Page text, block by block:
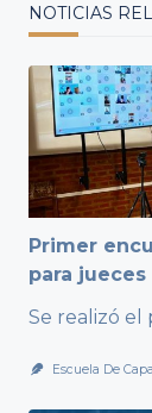
NOTICIAS
Primer
para jueces
Se realizó el
Escuela De